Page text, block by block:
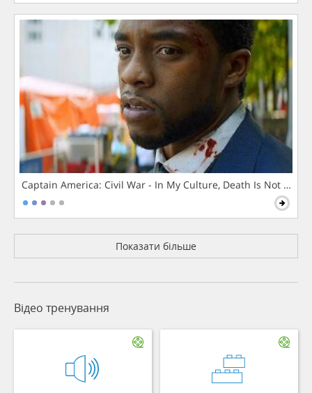
Captain America: Civil War - In My Culture, Death Is Not The
Показати більше
Відео тренування